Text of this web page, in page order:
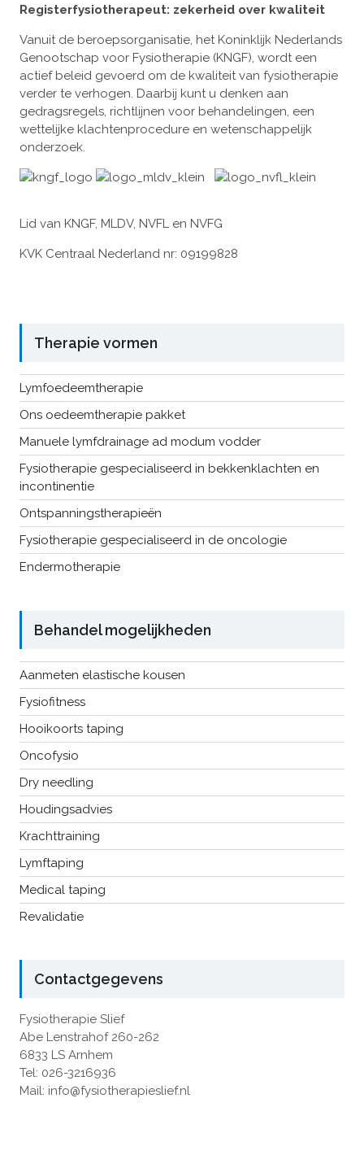
Registerfysiotherapeut: zekerheid over kwaliteit
Vanuit de beroepsorganisatie, het Koninklijk Nederlands
Genootschap voor Fysiotherapie (KNGF), wordt een
actief beleid gevoerd om de kwaliteit van fysiotherapie
verder te verhogen. Daarbij kunt u denken aan
gedragsregels, richtlijnen voor behandelingen, een
wettelijke klachtenprocedure en wetenschappelijk
onderzoek.
Lid van KNGF, MLDV, NVFL en NVFG
KVK Centraal Nederland nr: 09199828
Therapie vormen
Lymfoedeemtherapie
Ons oedeemtherapie pakket
Manuele lymfdrainage ad modum vodder
Fysiotherapie gespecialiseerd in bekkenklachten en
incontinentie
Ontspanningstherapieën
Fysiotherapie gespecialiseerd in de oncologie
Endermotherapie
Behandel mogelijkheden
Aanmeten elastische kousen
Fysiofitness
Hooikoorts taping
Oncofysio
Dry needling
Houdingsadvies
Krachttraining
Lymftaping
Medical taping
Revalidatie
Contactgegevens
Fysiotherapie Slief
Abe Lenstrahof 260-262
6833 LS Arnhem
Tel: 026-3216936
Mail: info@fysiotherapieslief.nl